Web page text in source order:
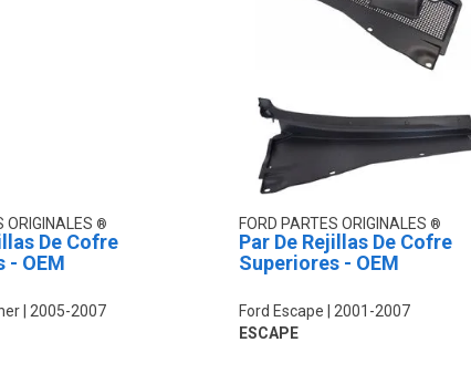
ORIGINALES
De Cofre
- OEM
2005-2007
FORD PARTES ORIGINALES
Par De Rejillas De Cofre
Superiores - OEM
Ford Escape
2001-2007
ESCAPE